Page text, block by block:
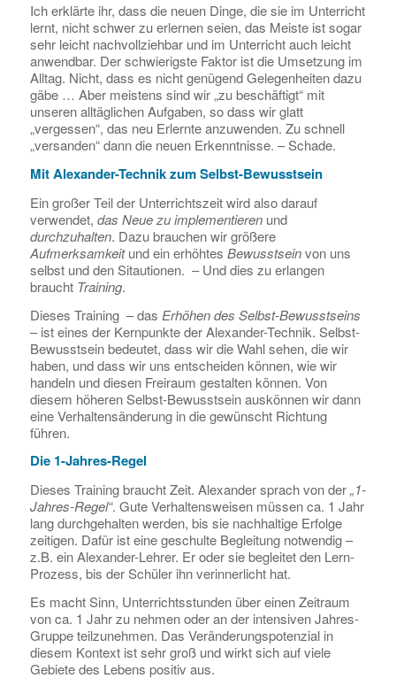
Ich erklärte ihr, dass die neuen Dinge, die sie im Unterricht
lernt, nicht schwer zu erlernen seien, das Meiste ist sogar
sehr leicht nachvollziehbar und im Unterricht auch leicht
anwendbar. Der schwierigste Faktor ist die Umsetzung im
Alltag. Nicht, dass es nicht genügend Gelegenheiten dazu
gäbe … Aber meistens sind wir „zu beschäftigt“ mit
unseren alltäglichen Aufgaben, so dass wir glatt
„vergessen“, das neu Erlernte anzuwenden. Zu schnell
„versanden“ dann die neuen Erkenntnisse. – Schade.
Mit Alexander-Technik zum Selbst-Bewusstsein
Ein großer Teil der Unterrichtszeit wird also darauf
verwendet, das Neue zu implementierenund
durchzuhalten. Dazu brauchen wir größere
Aufmerksamkeitund ein erhöhtes Bewusstseinvon uns
selbst und den Sitautionen. – Und dies zu erlangen
braucht Training.
Dieses Training – das Erhöhen des Selbst-Bewusstseins
– ist eines der Kernpunkte der Alexander-Technik. Selbst-
Bewusstsein bedeutet, dass wir die Wahl sehen, die wir
haben, und dass wir uns entscheiden können, wie wir
handeln und diesen Freiraum gestalten können. Von
diesem höheren Selbst-Bewusstsein auskönnen wir dann
eine Verhaltensänderung in die gewünscht Richtung
führen.
Die 1-Jahres-Regel
Dieses Training braucht Zeit. Alexander sprach von der„1-
Jahres-Regel“. Gute Verhaltensweisen müssen ca. 1 Jahr
lang durchgehalten werden, bis sie nachhaltige Erfolge
zeitigen. Dafür ist eine geschulte Begleitung notwendig –
z.B. ein Alexander-Lehrer. Er oder sie begleitet den Lern-
Prozess, bis der Schüler ihn verinnerlicht hat.
Es macht Sinn, Unterrichtsstunden über einen Zeitraum
von ca. 1 Jahr zu nehmen oder an der intensiven Jahres-
Gruppe teilzunehmen. Das Veränderungspotenzial in
diesem Kontext ist sehr groß und wirkt sich auf viele
Gebiete des Lebens positiv aus.